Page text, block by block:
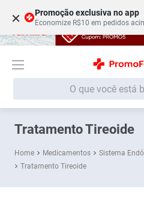
× Promoção exclusiva no app
Economize R$10 em pedidos
O que você está buscando?
Tratamento Tireoide
Medicamentos
Sistema
Tratamento Tireoide
Termos mais buscados
1 º Fralda
2º Medley
3º Lenço Umedecido